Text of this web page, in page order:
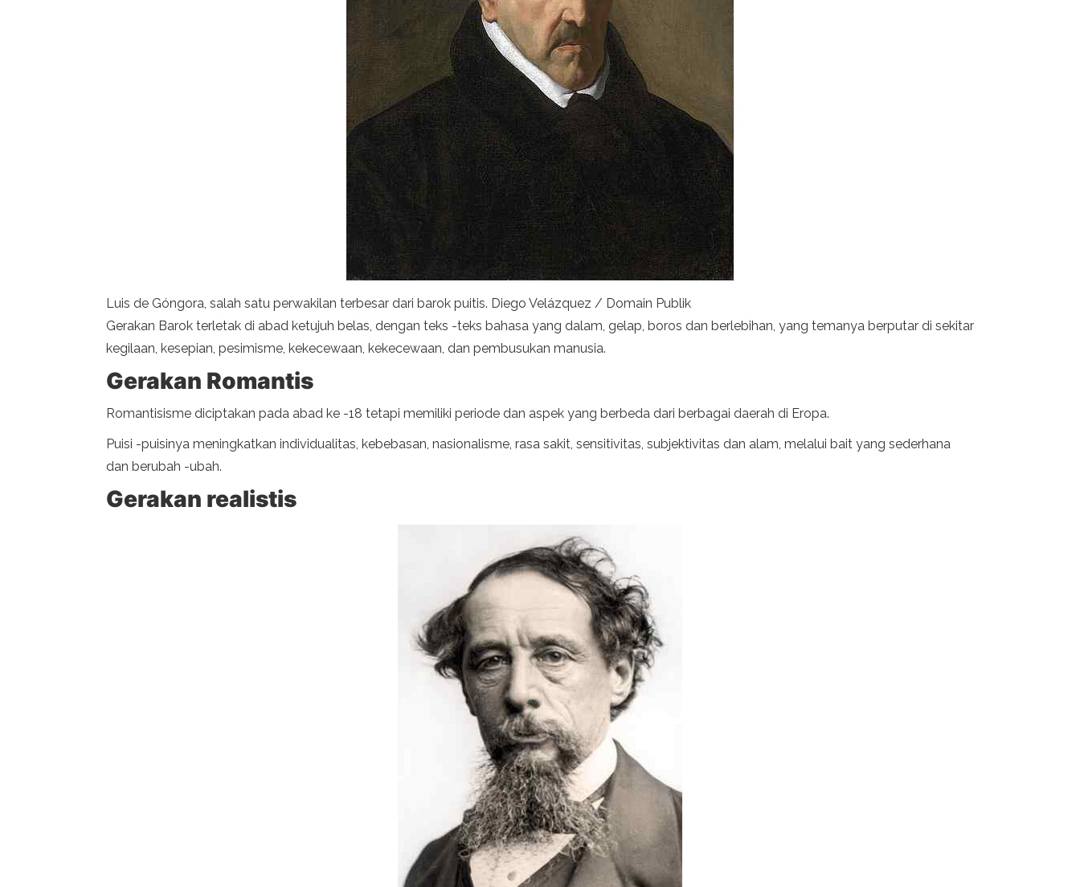
Luis de Góngora, salah satu perwakilan terbesar dari barok puitis. Diego Velázquez / Domain Publik
Gerakan Barok terletak di abad ketujuh belas, dengan teks -teks bahasa yang dalam, gelap, boros dan berlebihan, yang temanya berputar di sekitar
kegilaan, kesepian, pesimisme, kekecewaan, kekecewaan, dan pembusukan manusia.
Gerakan Romantis
Romantisisme diciptakan pada abad ke -18 tetapi memiliki periode dan aspek yang berbeda dari berbagai daerah di Eropa.
Puisi -puisinya meningkatkan individualitas, kebebasan, nasionalisme, rasa sakit, sensitivitas, subjektivitas dan alam, melalui bait yang sederhana
dan berubah -ubah.
Gerakan realistis